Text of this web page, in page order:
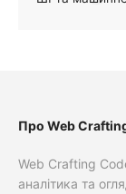
Про Web
Web Crafting
аналітика та